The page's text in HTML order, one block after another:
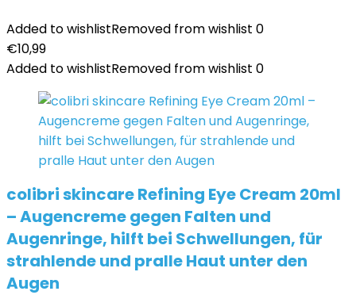
Added to wishlistRemoved from wishlist 0
€10,99
Added to wishlistRemoved from wishlist 0
colibri skincare Refining Eye Cream 20ml
– Augencreme gegen Falten und
Augenringe, hilft bei Schwellungen, für
strahlende und pralle Haut unter den
Augen